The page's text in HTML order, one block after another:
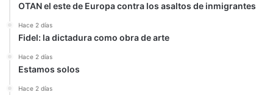
OTAN el este de Europa contra los asaltos de inmigrantes
Hace 2 días
Fidel: la dictadura como obra de arte
Hace 2 días
Estamos solos
Hace 2 días